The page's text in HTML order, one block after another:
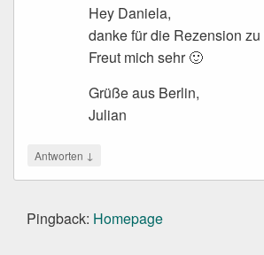
Hey Daniela,
danke für die Rezension
Freut mich sehr 🙂
Grüße aus Berlin,
Julian
Antworten ↓
Pingback: Homepage